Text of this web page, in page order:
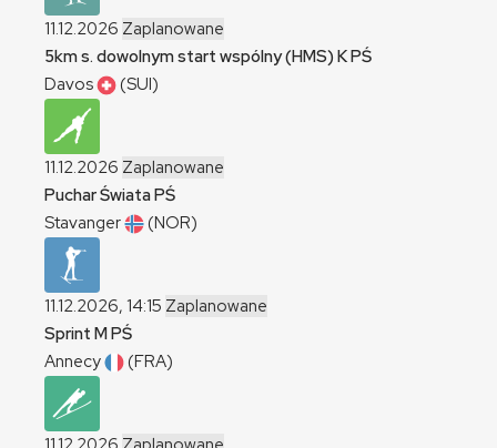
11.12.2026 Zaplanowane
5km s. dowolnym start wspólny (HMS) KPŚ
Davos
(SUI)
11.12.2026 Zaplanowane
Puchar ŚwiataPŚ
Stavanger
(NOR)
11.12.2026, 14:15 Zaplanowane
Sprint MPŚ
Annecy
(FRA)